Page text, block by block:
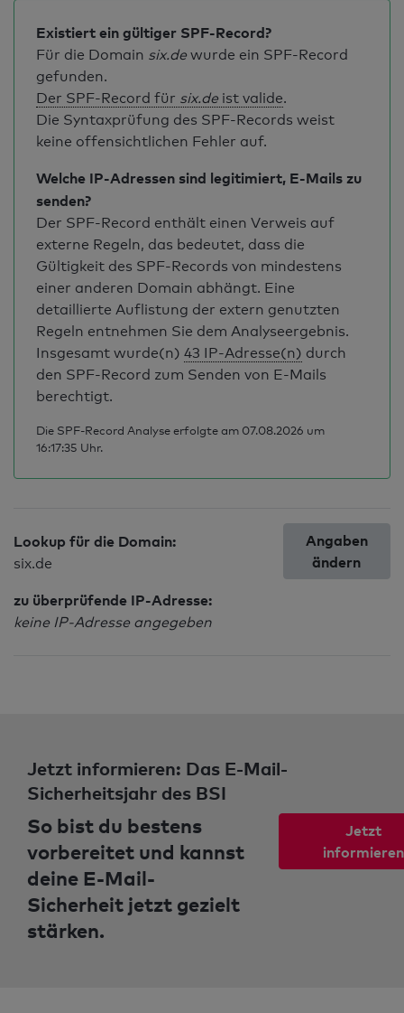
Existiert ein gültiger SPF-Record?
Für die Domain six.de wurde ein SPF-Record
gefunden.
Der SPF-Record für six.de ist valide.
Die Syntaxprüfung des SPF-Records weist
keine offensichtlichen Fehler auf.
Welche IP-Adressen sind legitimiert, E-Mails zu
senden?
Der SPF-Record enthält einen Verweis auf
externe Regeln, das bedeutet, dass die
Gültigkeit des SPF-Records von mindestens
einer anderen Domain abhängt. Eine
detaillierte Auflistung der extern genutzten
Regeln entnehmen Sie dem Analyseergebnis.
Insgesamt wurde(n) 43 IP-Adresse(n) durch
den SPF-Record zum Senden von E-Mails
berechtigt.
Die SPF-Record Analyse erfolgte am 07.08.2026 um
16:17:35 Uhr.
Lookup für die Domain:
six.de
zu überprüfende IP-Adresse:
keine IP-Adresse angegeben
Angaben
ändern
Jetzt informieren: Das E-Mail-
Sicherheitsjahr des BSI
So bist du bestens
vorbereitet und kannst
deine E-Mail-
Sicherheit jetzt gezielt
stärken.
Jetzt
informieren